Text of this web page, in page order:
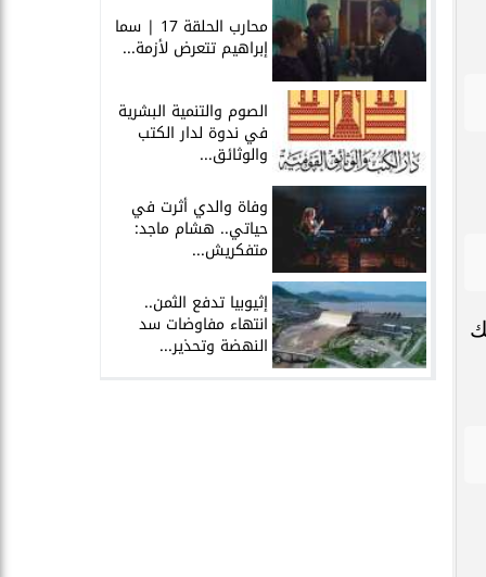
محارب الحلقة 17 | سما
إبراهيم تتعرض لأزمة...
الصوم والتنمية البشرية
في ندوة لدار الكتب
والوثائق...
وفاة والدي أثرت في
حياتي.. هشام ماجد:
متفكريش...
إثيوبيا تدفع الثمن..
انتهاء مفاوضات سد
النهضة وتحذير...